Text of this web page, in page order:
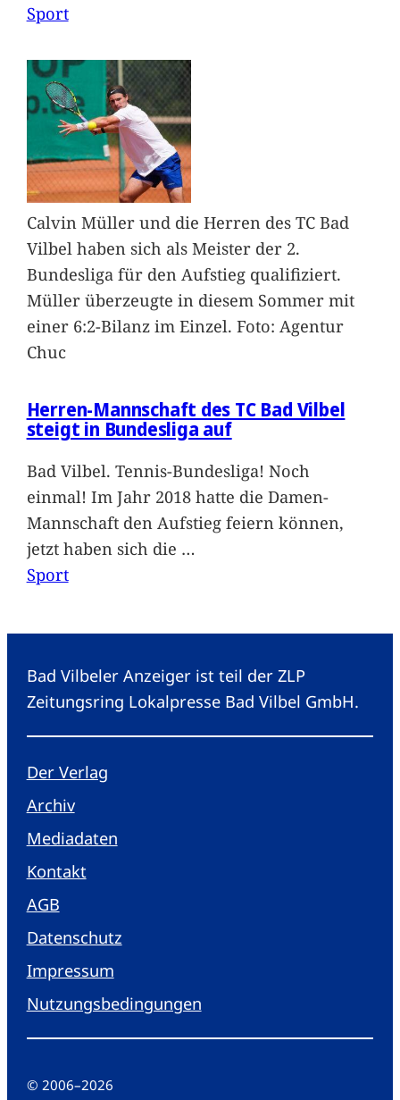
Sport
Calvin Müller und die Herren des TC Bad
Vilbel haben sich als Meister der 2.
Bundesliga für den Aufstieg qualifiziert.
Müller überzeugte in diesem Sommer mit
einer 6:2-Bilanz im Einzel. Foto: Agentur
Chuc
Herren-Mannschaft des TC Bad Vilbel
steigt in Bundesliga auf
Bad Vilbel. Tennis-Bundesliga! Noch
einmal! Im Jahr 2018 hatte die Damen-
Mannschaft den Aufstieg feiern können,
jetzt haben sich die …
Sport
Bad Vilbeler Anzeiger ist teil der ZLP
Zeitungsring Lokalpresse Bad Vilbel GmbH.
Der Verlag
Archiv
Mediadaten
Kontakt
AGB
Datenschutz
Impressum
Nutzungsbedingungen
© 2006–2026